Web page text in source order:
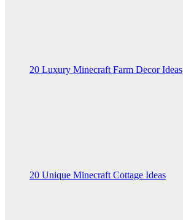
20 Luxury Minecraft Farm Decor Ideas
20 Unique Minecraft Cottage Ideas